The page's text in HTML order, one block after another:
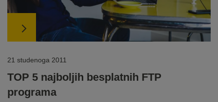
21 studenoga 2011
TOP 5 najboljih besplatnih FTP
programa